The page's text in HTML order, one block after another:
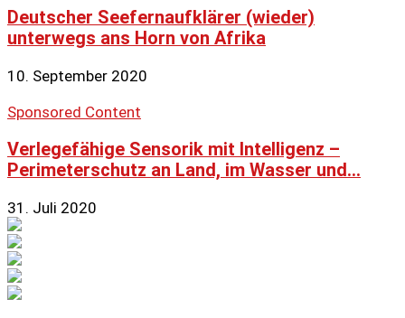
Deutscher Seefernaufklärer (wieder)
unterwegs ans Horn von Afrika
10. September 2020
Sponsored Content
Verlegefähige Sensorik mit Intelligenz –
Perimeterschutz an Land, im Wasser und...
31. Juli 2020